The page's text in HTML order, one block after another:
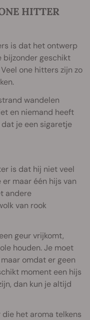
HITTER
is dat het ontwerp
bijzonder geschikt
one hitters zijn zo
wandelen
en niemand heeft
dat je een sigaretje
is dat hij niet veel
maar één hijs van
andere
van rook
geur vrijkomt,
houden. Je moet
omdat er geen
moment een hijs
dan kun je altijd
het aroma telkens